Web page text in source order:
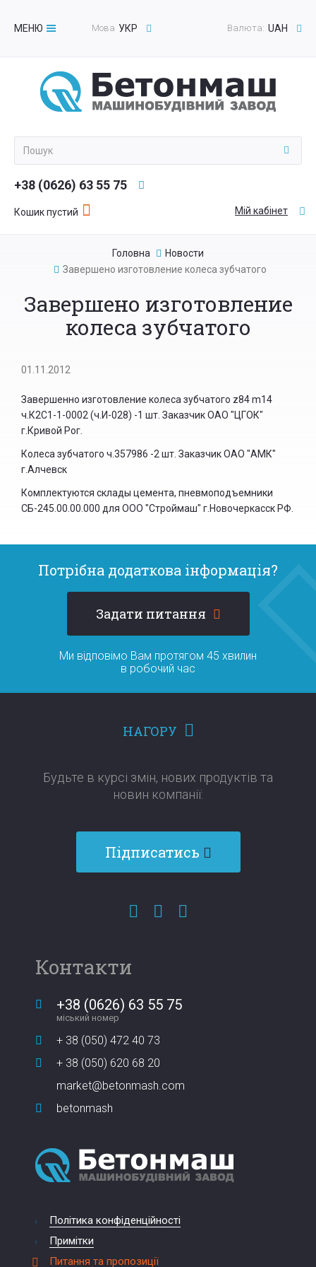
МЕНЮ
Toggle
Валюта: UAH
Мова УКР
+38 (0626) 63 55 75
Кошик пустий Мій кабінет
Головна
Новости
Завершено изготовление колеса зубчатого
Завершено изготовление
колеса зубчатого
01.11.2012
Завершенно изготовление колеса зубчатого z84 m14
ч.К2С1-1-0002 (ч.И-028) -1 шт. Заказчик ОАО "ЦГОК"
г.Кривой Рог.
Колеса зубчатого ч.357986 -2 шт. Заказчик ОАО "АМК"
г.Алчевск
Комплектуются склады цемента, пневмоподъемники
СБ-245.00.00.000 для ООО "Строймаш" г.Новочеркасск РФ.
Потрібна додаткова інформація?
Задати питання
Ми відповімо Вам протягом 45 хвилин
в робочий час
Політика конфіденційності
Примітки
Питання та пропозиції
НАГОРУ
Будьте в курсі змін, нових продуктів та
новин компанії:​​​​​​​
Підписатись
Контакти
+38 (0626) 63 55 75
міський номер
+ 38 (050) 472 40 73
+ 38 (050) 620 68 20
market@betonmash.com
betonmash